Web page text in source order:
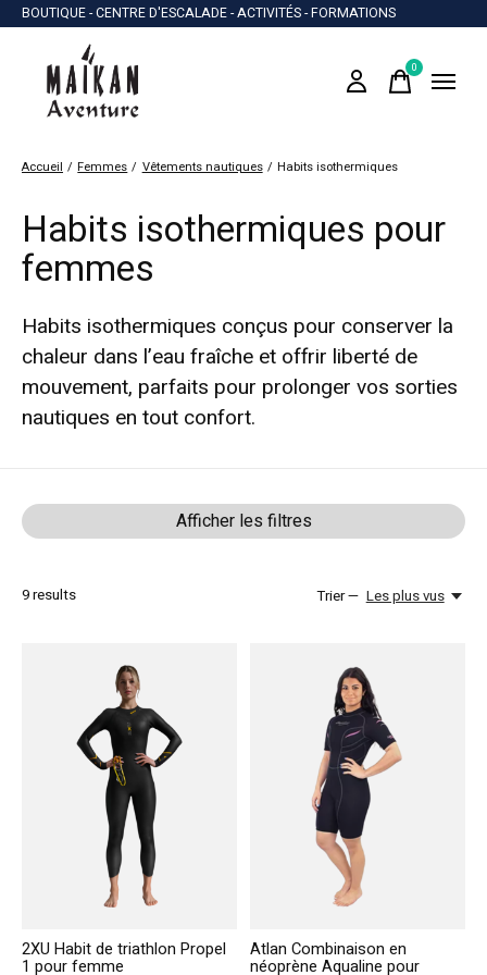
BOUTIQUE - CENTRE D'ESCALADE - ACTIVITÉS - FORMATIONS
0items
Accueil / Femmes / Vêtements nautiques / Habits isothermiques
Habits isothermiques pour
femmes
Habits isothermiques conçus pour conserver la
chaleur dans l’eau fraîche et offrir liberté de
mouvement, parfaits pour prolonger vos sorties
nautiques en tout confort.
Afficher les filtres
9results Trier — Les plus vus
2XU Habit de triathlon Propel
1 pour femme
Atlan Combinaison en
néoprène Aqualine pour